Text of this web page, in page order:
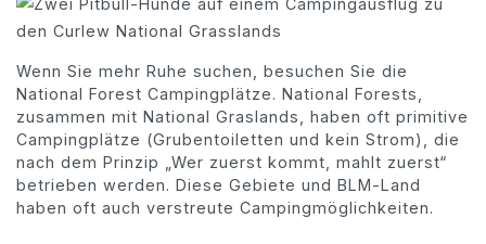
Wenn Sie mehr Ruhe suchen, besuchen Sie die
National Forest Campingplätze. National Forests,
zusammen mit National Graslands, haben oft primitive
Campingplätze (Grubentoiletten und kein Strom), die
nach dem Prinzip „Wer zuerst kommt, mahlt zuerst“
betrieben werden. Diese Gebiete und BLM-Land
haben oft auch verstreute Campingmöglichkeiten.